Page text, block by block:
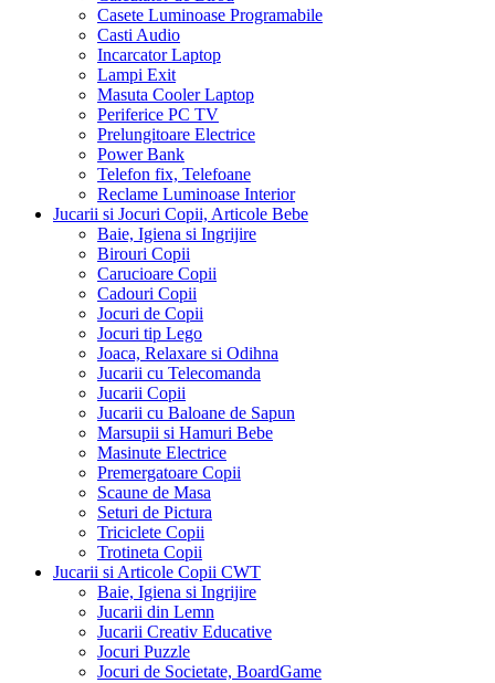
Casete Luminoase Programabile
Casti Audio
Incarcator Laptop
Lampi Exit
Masuta Cooler Laptop
Periferice PC TV
Prelungitoare Electrice
Power Bank
Telefon fix, Telefoane
Reclame Luminoase Interior
Jucarii si Jocuri Copii, Articole Bebe
Baie, Igiena si Ingrijire
Birouri Copii
Carucioare Copii
Cadouri Copii
Jocuri de Copii
Jocuri tip Lego
Joaca, Relaxare si Odihna
Jucarii cu Telecomanda
Jucarii Copii
Jucarii cu Baloane de Sapun
Marsupii si Hamuri Bebe
Masinute Electrice
Premergatoare Copii
Scaune de Masa
Seturi de Pictura
Triciclete Copii
Trotineta Copii
Jucarii si Articole Copii CWT
Baie, Igiena si Ingrijire
Jucarii din Lemn
Jucarii Creativ Educative
Jocuri Puzzle
Jocuri de Societate, BoardGame